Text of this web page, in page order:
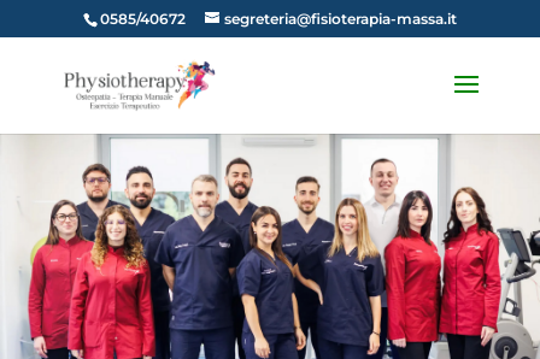
0585/40672 segreteria@fisioterapia-massa.it